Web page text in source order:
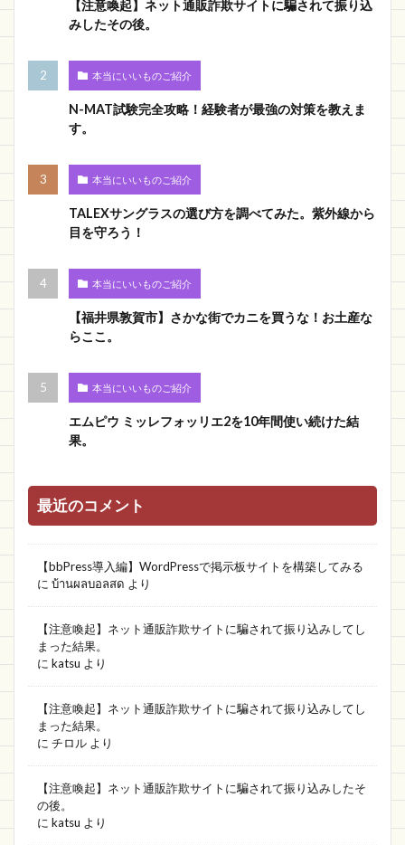
【注意喚起】ネット通販詐欺サイトに騙されて振り込
みしたその後。
本当にいいものご紹介
N-MAT試験完全攻略！経験者が最強の対策を教えま
す。
本当にいいものご紹介
TALEXサングラスの選び方を調べてみた。紫外線から
目を守ろう！
本当にいいものご紹介
【福井県敦賀市】さかな街でカニを買うな！お土産な
らここ。
本当にいいものご紹介
エムピウ ミッレフォッリエ2を10年間使い続けた結
果。
最近のコメント
【bbPress導入編】WordPressで掲示板サイトを構築してみる
に บ้านผลบอลสด より
【注意喚起】ネット通販詐欺サイトに騙されて振り込みしてし
まった結果。
に katsu より
【注意喚起】ネット通販詐欺サイトに騙されて振り込みしてし
まった結果。
に チロル より
【注意喚起】ネット通販詐欺サイトに騙されて振り込みしたそ
の後。
に katsu より